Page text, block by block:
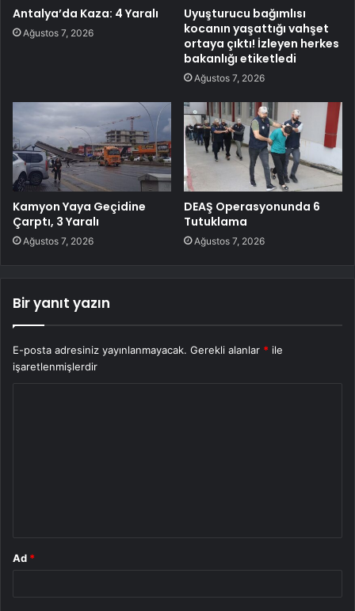
Antalya’da Kaza: 4 Yaralı
Ağustos 7, 2026
Uyuşturucu bağımlısı
kocanın yaşattığı vahşet
ortaya çıktı! İzleyen herkes
bakanlığı etiketledi
Ağustos 7, 2026
Kamyon Yaya Geçidine
Çarptı, 3 Yaralı
Ağustos 7, 2026
DEAŞ Operasyonunda 6
Tutuklama
Ağustos 7, 2026
Bir yanıt yazın
E-posta adresiniz yayınlanmayacak. Gerekli alanlar * ile
işaretlenmişlerdir
Ad *